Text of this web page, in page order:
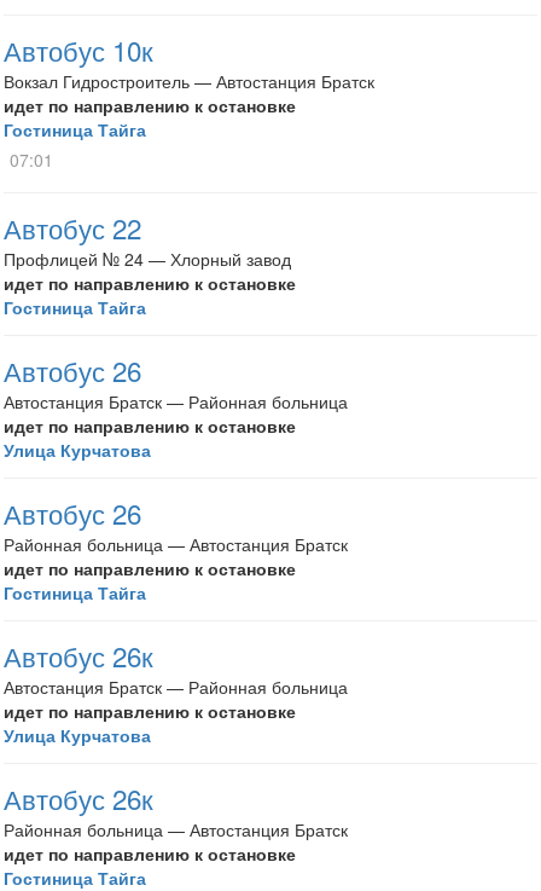
Автобус 10к
Вокзал Гидростроитель — Автостанция Братск
идет по направлению к остановке
Гостиница Тайга
07:01
Автобус 22
Профлицей № 24 — Хлорный завод
идет по направлению к остановке
Гостиница Тайга
Автобус 26
Автостанция Братск — Районная больница
идет по направлению к остановке
Улица Курчатова
Автобус 26
Районная больница — Автостанция Братск
идет по направлению к остановке
Гостиница Тайга
Автобус 26к
Автостанция Братск — Районная больница
идет по направлению к остановке
Улица Курчатова
Автобус 26к
Районная больница — Автостанция Братск
идет по направлению к остановке
Гостиница Тайга